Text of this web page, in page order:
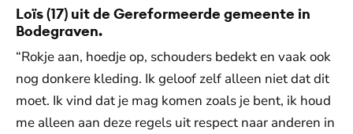
Loïs (17) uit de Gereformeerde gemeente in
Bodegraven.
“Rokje aan, hoedje op, schouders bedekt en vaak ook
nog donkere kleding. Ik geloof zelf alleen niet dat dit
moet. Ik vind dat je mag komen zoals je bent, ik houd
me alleen aan deze regels uit respect naar anderen in